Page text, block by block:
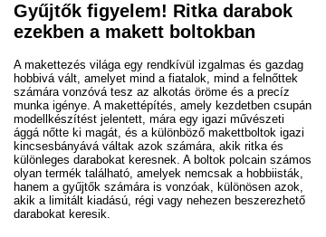
Gyűjtők figyelem! Ritka darabok
ezekben a makett boltokban
A makettezés világa egy rendkívül izgalmas és gazdag
hobbivá vált, amelyet mind a fiatalok, mind a felnőttek
számára vonzóvá tesz az alkotás öröme és a precíz
munka igénye. A makettépítés, amely kezdetben csupán
modellkészítést jelentett, mára egy igazi művészeti
ággá nőtte ki magát, és a különböző makettboltok igazi
kincsesbányává váltak azok számára, akik ritka és
különleges darabokat keresnek. A boltok polcain számos
olyan termék található, amelyek nemcsak a hobbiisták,
hanem a gyűjtők számára is vonzóak, különösen azok,
akik a limitált kiadású, régi vagy nehezen beszerezhető
darabokat keresik.